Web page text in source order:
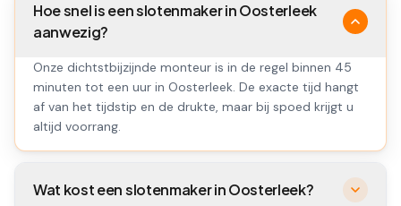
Hoe snel is een slotenmaker in Oosterleek
aanwezig?
Onze dichtstbijzijnde monteur is in de regel binnen 45
minuten tot een uur in Oosterleek. De exacte tijd hangt
af van het tijdstip en de drukte, maar bij spoed krijgt u
altijd voorrang.
Wat kost een slotenmaker in Oosterleek?